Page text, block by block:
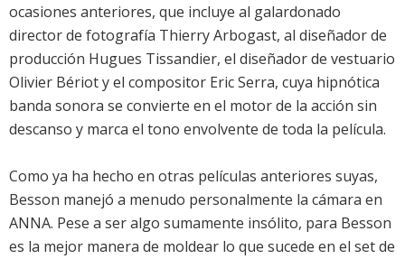
ocasiones anteriores, que incluye al galardonado
director de fotografía Thierry Arbogast, al diseñador de
producción Hugues Tissandier, el diseñador de vestuario
Olivier Bériot y el compositor Eric Serra, cuya hipnótica
banda sonora se convierte en el motor de la acción sin
descanso y marca el tono envolvente de toda la película.
Como ya ha hecho en otras películas anteriores suyas,
Besson manejó a menudo personalmente la cámara en
ANNA. Pese a ser algo sumamente insólito, para Besson
es la mejor manera de moldear lo que sucede en el set de